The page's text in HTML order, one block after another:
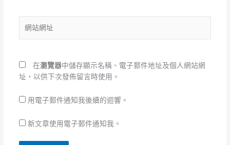
件
地
址
站
在瀏覽器中儲存顯示名稱、電子郵件地址及個人網站網
址，以供下次發佈留言時使用。
用電子郵件通知我後續的迴響。
新文章使用電子郵件通知我。